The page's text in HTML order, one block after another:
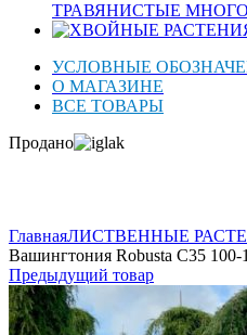
ТРАВЯНИСТЫЕ
УСЛОВНЫЕ
О МАГАЗИНЕ
ВСЕ ТОВАРЫ
Продано
ГлавнаяЛИСТВЕННЫЕ
Вашингтония Robusta C35 100-
Предыдущий товар